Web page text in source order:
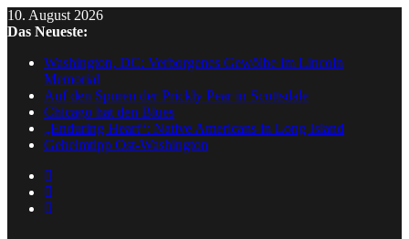
Skip
to
10. August 2026
Das Neueste:
Washington, DC: Verborgenes Gewölbe im Lincoln
Memorial
Auf den Spuren der Prickly Pear in Scottsdale
Chicago hat den Blues
„Enduring Heart“: Native Americans in Long Island
Geheimtipp Ost-Washington